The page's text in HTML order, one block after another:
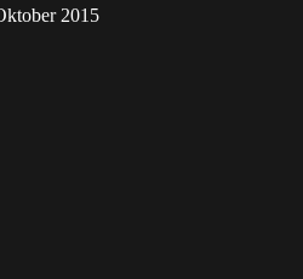
2015